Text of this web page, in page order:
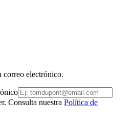
correo electrónico.
Consulta nuestra Política de